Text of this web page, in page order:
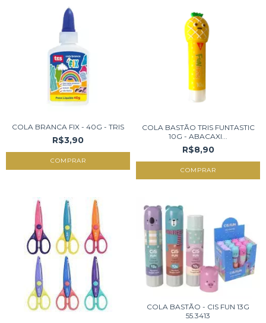
COLA BRANCA FIX - 40G - TRIS
R$3,90
COLA BASTÃO TRIS FUNTASTIC
10G - ABACAXI...
R$8,90
COLA BASTÃO - CIS FUN 13G
55.3413